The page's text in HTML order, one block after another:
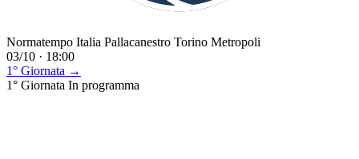
Normatempo Italia Pallacanestro Torino Metropoli
03/10 · 18:00
1° Giornata →
1° Giornata In programma